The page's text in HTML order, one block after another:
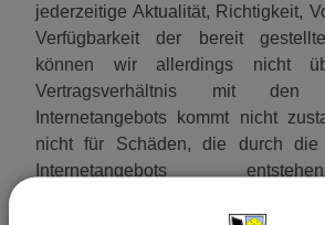
jederzeitige Aktualität, Richtigkeit,
Verfügbarkeit der bereit
können wir allerdings nicht
Vertragsverhältnis mit
Internetangebots kommt nicht
nicht für Schäden, die durch die
Internetangebots